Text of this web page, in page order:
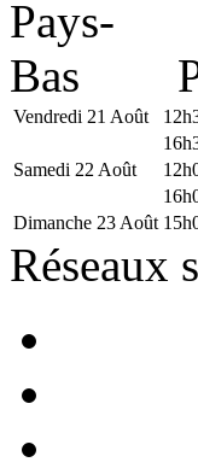
Vendredi 21 Août
Samedi 22 Août
Dimanche 23 Août
Réseaux